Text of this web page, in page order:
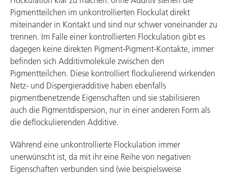
Pigmentteilchen im unkontrollierten Flockulat direkt
miteinander in Kontakt und sind nur schwer voneinander zu
trennen. Im Falle einer kontrollierten Flockulation gibt es
dagegen keine direkten Pigment-Pigment-Kontakte, immer
befinden sich Additivmoleküle zwischen den
Pigmentteilchen. Diese kontrolliert flockulierend wirkenden
Netz- und Dispergieradditive haben ebenfalls
pigmentbenetzende Eigenschaften und sie stabilisieren
auch die Pigmentdispersion, nur in einer anderen Form als
die deflockulierenden Additive.
Während eine unkontrollierte Flockulation immer
unerwünscht ist, da mit ihr eine Reihe von negativen
Eigenschaften verbunden sind (wie beispielsweise